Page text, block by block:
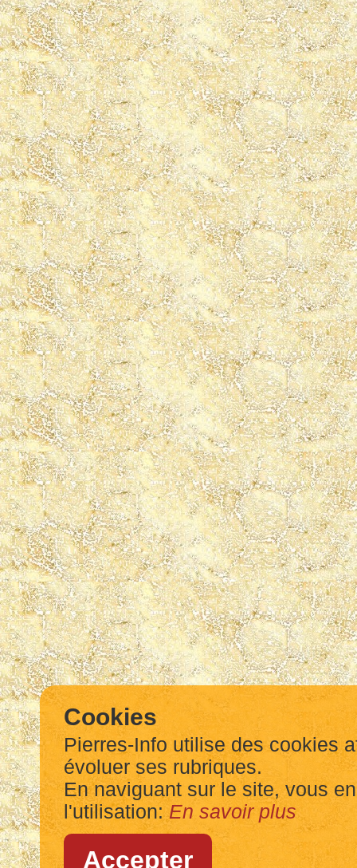
Cookies
Pierres-Info utilise des cookies
évoluer ses rubriques.
En naviguant sur le site, vous
l'utilisation: En savoir plus
Accepter